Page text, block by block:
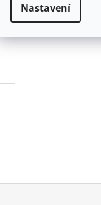
Nastavení